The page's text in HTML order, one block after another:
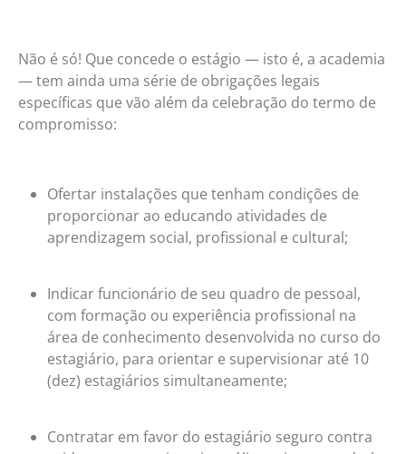
Não é só! Que concede o estágio — isto é, a academia
— tem ainda uma série de obrigações legais
específicas que vão além da celebração do termo de
compromisso:
Ofertar instalações que tenham condições de
proporcionar ao educando atividades de
aprendizagem social, profissional e cultural;
Indicar funcionário de seu quadro de pessoal,
com formação ou experiência profissional na
área de conhecimento desenvolvida no curso do
estagiário, para orientar e supervisionar até 10
(dez) estagiários simultaneamente;
Contratar em favor do estagiário seguro contra